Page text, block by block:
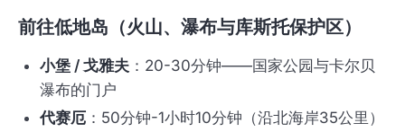
前往低地岛（火山、瀑布与库斯托保护区）
小堡 / 戈雅夫 ：20-30分钟——国家公园与卡尔贝
瀑布的门户
代赛厄 ：50分钟-1小时10分钟（沿北海岸35公里）